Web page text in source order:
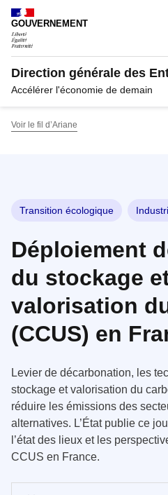
Panneau de gestion des cookies
GOUVERNEMENT
Direction générale des
Accélérer l'économie de demain
Voir le fil d’Ariane
Transition écologique
Déploiement
du stockage
valorisation
(CCUS) en
Levier de décarbonation, les
stockage et valorisation du
réduire les émissions des
alternatives. L’État publie ce
l’état des lieux et les
CCUS en France.